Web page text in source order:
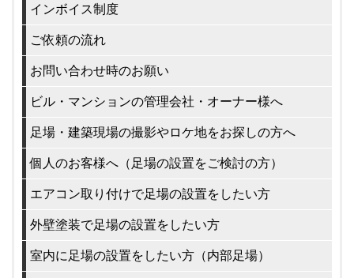
インボイス制度
ご依頼の流れ
お問い合わせ時のお願い
ビル・マンションの管理会社・オーナー様へ
足場・建築現場の撮影やロケ地をお探しの方へ
個人のお客様へ（足場の設置をご検討の方）
エアコン取り付けで足場の設置をしたい方
外壁塗装で足場の設置をしたい方
室内に足場の設置をしたい方（内部足場）